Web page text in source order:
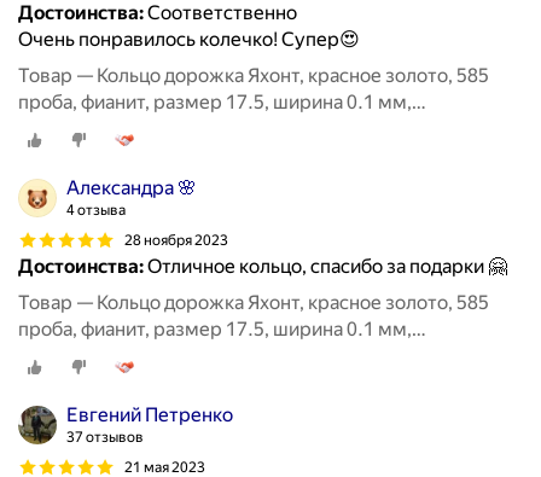
Достоинства:Соответственно
Очень понравилось колечко! Супер😍
Товар — Кольцо дорожка Яхонт, красное золото, 585
проба, фианит, размер 17.5, ширина 0.1 мм,
бесцветный
Александра 🌸
4 отзыва
28 ноября 2023
Достоинства:Отличное кольцо, спасибо за подарки 🤗
Товар — Кольцо дорожка Яхонт, красное золото, 585
проба, фианит, размер 17.5, ширина 0.1 мм,
бесцветный
Евгений Петренко
37 отзывов
21 мая 2023